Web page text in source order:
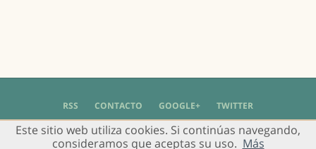
RSS CONTACTO GOOGLE+ TWITTER
© 2004 - 2018 Grupo de Usuarios de Gimp en Español -Política de Privacidad
Este sitio web utiliza cookies. Si continúas navegando,
consideramos que aceptas su uso. Más